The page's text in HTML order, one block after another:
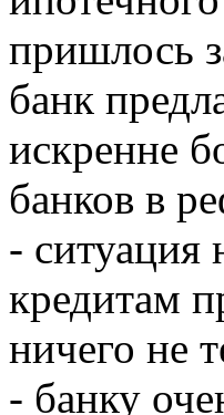
пришлось
банк
искренне
банков в
- ситуация
кредитам
ничего не
- банку